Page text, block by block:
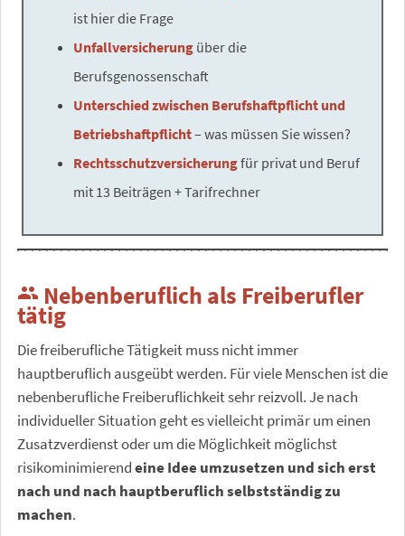
ist hier die Frage
Unfallversicherung über die
Berufsgenossenschaft
Unterschied zwischen Berufshaftpflicht und
Betriebshaftpflicht– was müssen Sie wissen?
Rechtsschutzversicherungfür privat und Beruf
mit 13 Beiträgen + Tarifrechner
people Nebenberuflich als Freiberufler
tätig
Die freiberufliche Tätigkeit muss nicht immer
hauptberuflich ausgeübt werden. Für viele Menschen ist die
nebenberufliche Freiberuflichkeit sehr reizvoll. Je nach
individueller Situation geht es vielleicht primär um einen
Zusatzverdienst oder um die Möglichkeit möglichst
risikominimierendeine Idee umzusetzen und sich erst
nach und nach hauptberuflich selbstständig zu
machen.